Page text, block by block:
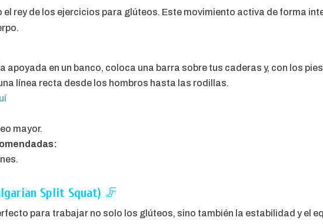
el rey de los ejercicios para glúteos. Este movimiento activa de forma
apoyada en un banco, coloca una barra sobre tus caderas y, con los
línea recta desde los hombros hasta las rodillas.
mayor.
Split Squat) 🦵
para trabajar no solo los glúteos, sino también la estabilidad y el